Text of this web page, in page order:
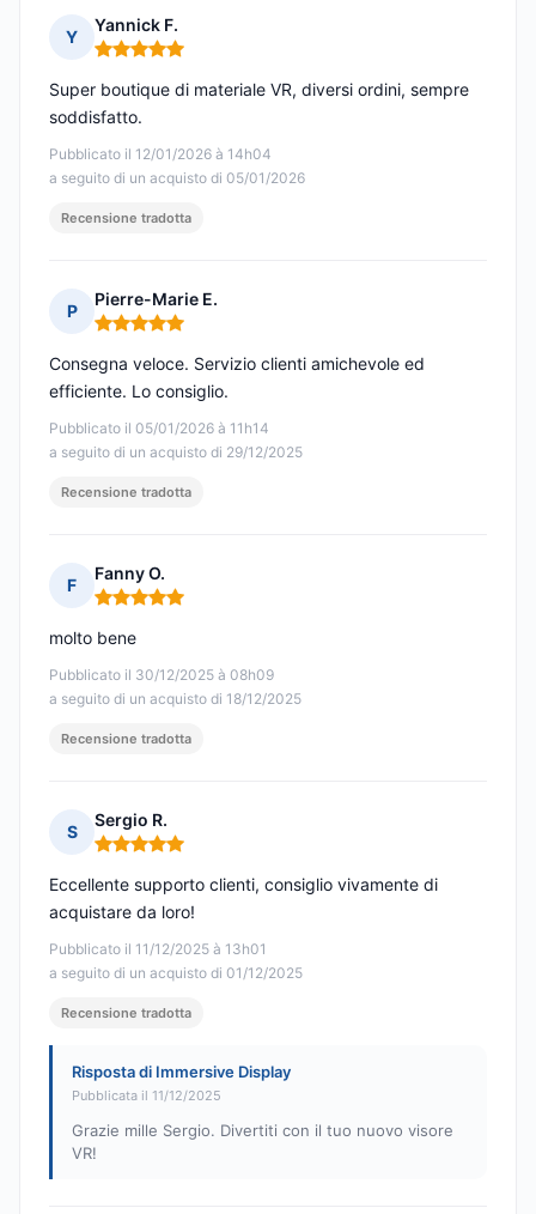
Y
Yannick F.
Nota: 5 su 5
Pubblicato il 12/01/2026 à 14h04
a seguito di un acquisto di 05/01/2026
Super boutique di materiale VR, diversi ordini, sempre
soddisfatto.
Recensione tradotta
P
Pierre-Marie E.
Nota: 5 su 5
Pubblicato il 05/01/2026 à 11h14
a seguito di un acquisto di 29/12/2025
Consegna veloce. Servizio clienti amichevole ed
efficiente. Lo consiglio.
Recensione tradotta
F
Fanny O.
Nota: 5 su 5
Pubblicato il 30/12/2025 à 08h09
a seguito di un acquisto di 18/12/2025
molto bene
Recensione tradotta
S
Sergio R.
Nota: 5 su 5
Pubblicato il 11/12/2025 à 13h01
a seguito di un acquisto di 01/12/2025
Eccellente supporto clienti, consiglio vivamente di
acquistare da loro!
Recensione tradotta
Risposta di Immersive Display
Pubblicata il 11/12/2025
Grazie mille Sergio. Divertiti con il tuo nuovo visore
VR!